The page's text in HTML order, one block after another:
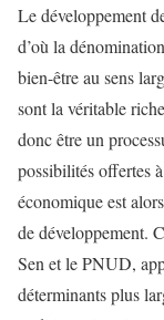
Le développement
d’où la
bien-être au sens
sont la véritable
donc être un
possibilités offertes
économique est
de développement.
Sen et le PNUD,
déterminants plus